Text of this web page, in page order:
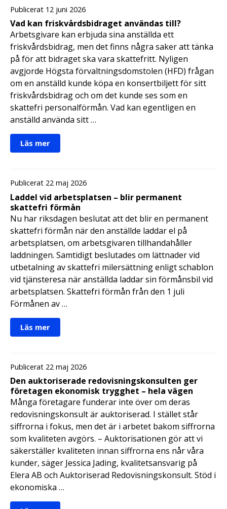
Publicerat 12 juni 2026
Vad kan friskvårdsbidraget användas till?
Arbetsgivare kan erbjuda sina anställda ett
friskvårdsbidrag, men det finns några saker att tänka
på för att bidraget ska vara skattefritt. Nyligen
avgjorde Högsta förvaltningsdomstolen (HFD) frågan
om en anställd kunde köpa en konsertbiljett för sitt
friskvårdsbidrag och om det kunde ses som en
skattefri personalförmån. Vad kan egentligen en
anställd använda sitt …
Läs mer
Publicerat 22 maj 2026
Laddel vid arbetsplatsen – blir permanent
skattefri förmån
Nu har riksdagen beslutat att det blir en permanent
skattefri förmån när den anställde laddar el på
arbetsplatsen, om arbetsgivaren tillhandahåller
laddningen. Samtidigt beslutades om lättnader vid
utbetalning av skattefri milersättning enligt schablon
vid tjänsteresa när anställda laddar sin förmånsbil vid
arbetsplatsen. Skattefri förmån från den 1 juli
Förmånen av …
Läs mer
Publicerat 22 maj 2026
Den auktoriserade redovisningskonsulten ger
företagen ekonomisk trygghet – hela vägen
Många företagare funderar inte över om deras
redovisningskonsult är auktoriserad. I stället står
siffrorna i fokus, men det är i arbetet bakom siffrorna
som kvaliteten avgörs. – Auktorisationen gör att vi
säkerställer kvaliteten innan siffrorna ens når våra
kunder, säger Jessica Jading, kvalitetsansvarig på
Elera AB och Auktoriserad Redovisningskonsult. Stöd i
ekonomiska …